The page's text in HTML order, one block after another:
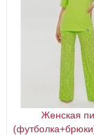
Женская